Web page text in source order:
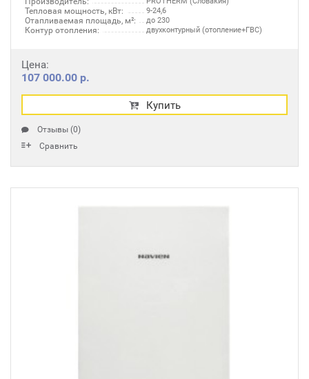
Тепловая мощность, кВт: 9-24,6
Отапливаемая площадь, м²: до 230
Контур отопления: двухконтурный (отопление+ГВС)
Цена:
107 000.00 р.
Купить
Отзывы (0)
Сравнить